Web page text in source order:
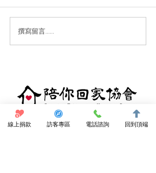
報導｜居家失能個案家庭
醫師
撰寫留言......
點我捐款支持
線上捐款 訪客專區 電話諮詢 回到頂端